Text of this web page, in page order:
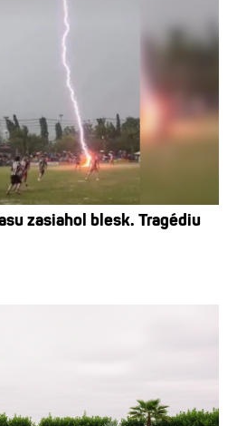
zasiahol blesk. Tragédiu